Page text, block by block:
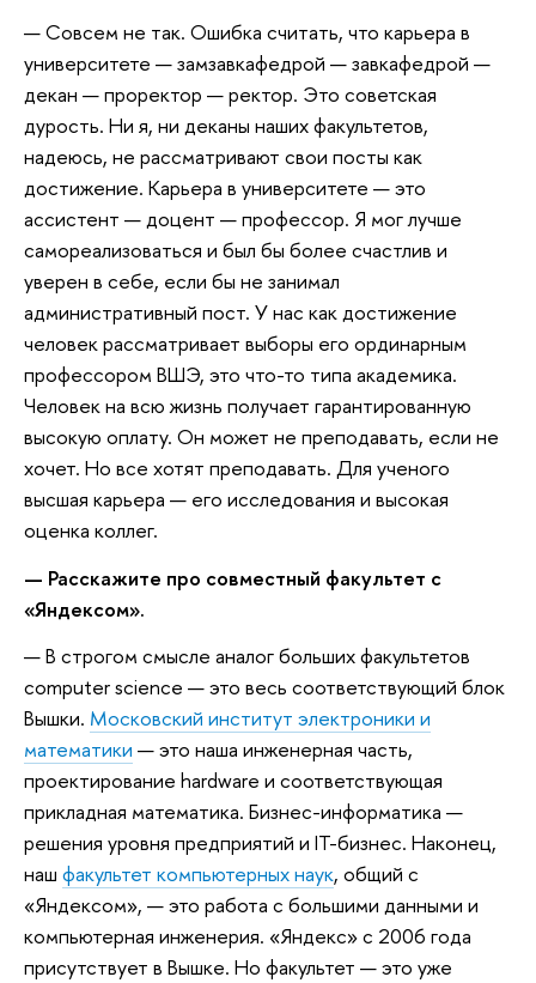
— Совсем не так. Ошибка считать, что карьера в
университете — замзавкафедрой — завкафедрой —
декан — проректор — ректор. Это советская
дурость. Ни я, ни деканы наших факультетов,
надеюсь, не рассматривают свои посты как
достижение. Карьера в университете — это
ассистент — доцент — профессор. Я мог лучше
самореализоваться и был бы более счастлив и
уверен в себе, если бы не занимал
административный пост. У нас как достижение
человек рассматривает выборы его ординарным
профессором ВШЭ, это что-то типа академика.
Человек на всю жизнь получает гарантированную
высокую оплату. Он может не преподавать, если не
хочет. Но все хотят преподавать. Для ученого
высшая карьера — его исследования и высокая
оценка коллег.
— Расскажите про совместный факультет с
«Яндексом».
— В строгом смысле аналог больших факультетов
computer science — это весь соответствующий блок
Вышки. Московский институт электроники и
математики — это наша инженерная часть,
проектирование hardware и соответствующая
прикладная математика. Бизнес-информатика —
решения уровня предприятий и IT-бизнес. Наконец,
наш факультет компьютерных наук, общий с
«Яндексом», — это работа с большими данными и
компьютерная инженерия. «Яндекс» с 2006 года
присутствует в Вышке. Но факультет — это уже